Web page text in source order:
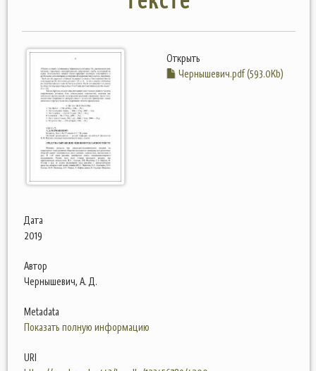
Открыть
Чернышевич.pdf (593.0Kb)
Дата
2019
Автор
Чернышевич, А. Д.
Metadata
Показать полную информацию
URI